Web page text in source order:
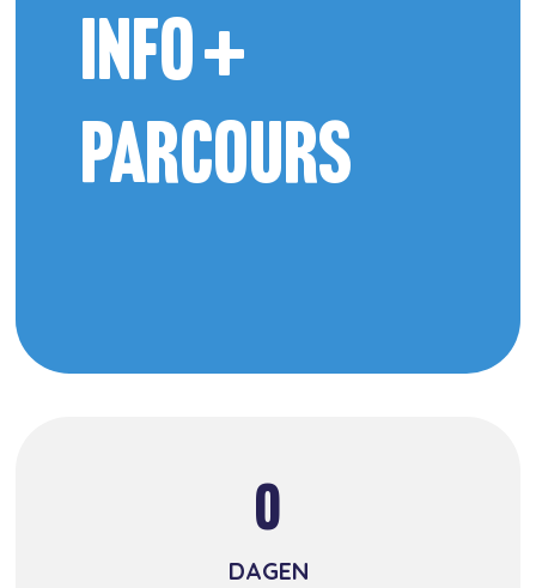
INFO +
PARCOURS
0
DAGEN